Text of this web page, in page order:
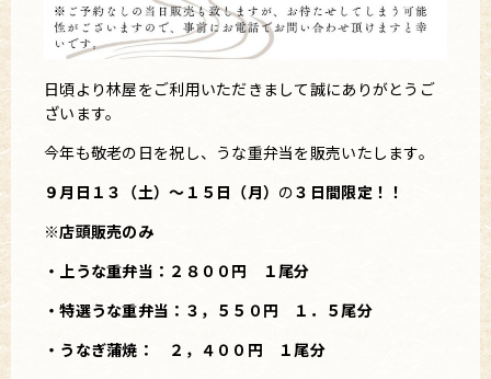
日頃より林屋をご利用いただきまして誠にありがとうご
ざいます。
今年も敬老の日を祝し、うな重弁当を販売いたします。
９月日１３（土）～１５日（月） の３ 日間限定！！
※店頭販売のみ
・上うな重弁当：２８００円 １尾分
・特選うな重弁当：３，５５０円 １．５尾分
・うなぎ蒲焼： ２，４００円 １尾分